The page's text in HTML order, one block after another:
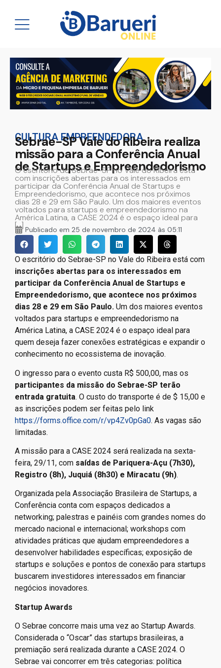
CULTURA EMPREENDEDORA
Sebrae-SP Vale do Ribeira realiza
missão para a Conferência Anual
de Startups e Empreendedorismo
O escritório do Sebrae-SP no Vale do Ribeira está
com inscrições abertas para os interessados em
participar da Conferência Anual de Startups e
Empreendedorismo, que acontece nos próximos
dias 28 e 29 em São Paulo. Um dos maiores eventos
voltados para startups e empreendedorismo na
América Latina, a CASE 2024 é o espaço ideal para
[…] Publicado em 25 de novembro de 2024 às 05:11
O escritório do Sebrae-SP no Vale do Ribeira está com
inscrições abertas para os interessados em
participar da Conferência Anual de Startups e
Empreendedorismo, que acontece nos próximos
dias 28 e 29 em São Paulo. Um dos maiores eventos
voltados para startups e empreendedorismo na
América Latina, a CASE 2024 é o espaço ideal para
quem deseja fazer conexões estratégicas e expandir o
conhecimento no ecossistema de inovação.
O ingresso para o evento custa R$ 500,00, mas os
participantes da missão do Sebrae-SP terão
entrada gratuita. O custo do transporte é de $ 15,00 e
as inscrições podem ser feitas pelo link
https://forms.office.com/r/vp4Zv0pGa0. As vagas são
limitadas.
A missão para a CASE 2024 será realizada na sexta-
feira, 29/11, com saídas de Pariquera-Açu (7h30),
Registro (8h), Juquiá (8h30) e Miracatu (9h).
Organizada pela Associação Brasileira de Startups, a
Conferência conta com espaços dedicados a
networking; palestras e painéis com grandes nomes do
mercado nacional e internacional; workshops com
atividades práticas que ajudam empreendedores a
desenvolver habilidades específicas; exposição de
startups e soluções e pontos de conexão para startups
buscarem investidores interessados em financiar
negócios inovadores.
Startup Awards
O Sebrae concorre mais uma vez ao Startup Awards.
Considerada o “Oscar” das startups brasileiras, a
premiação será realizada durante a CASE 2024. O
Sebrae vai concorrer em três categorias: política